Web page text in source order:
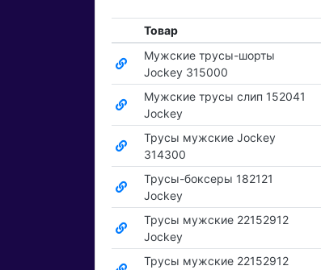
Товар
Мужские трусы-шорты
Jockey 315000
Мужские трусы слип 152041
Jockey
Трусы мужские Jockey
314300
Трусы-боксеры 182121
Jockey
Трусы мужские 22152912
Jockey
Трусы мужские 22152912